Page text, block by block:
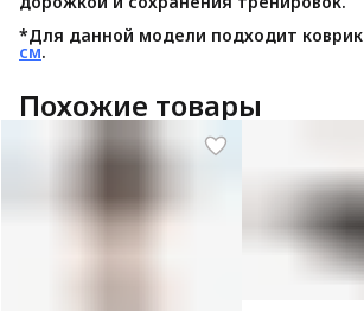
*Для данной модели подходит коврик
см.
Похожие товары